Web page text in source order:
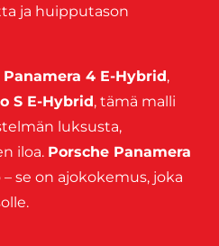
ja huipputason
Panamera 4 E-Hybrid,
S E-Hybrid, tämä malli
luksusta,
iloa. Porsche Panamera
se on ajokokemus, joka